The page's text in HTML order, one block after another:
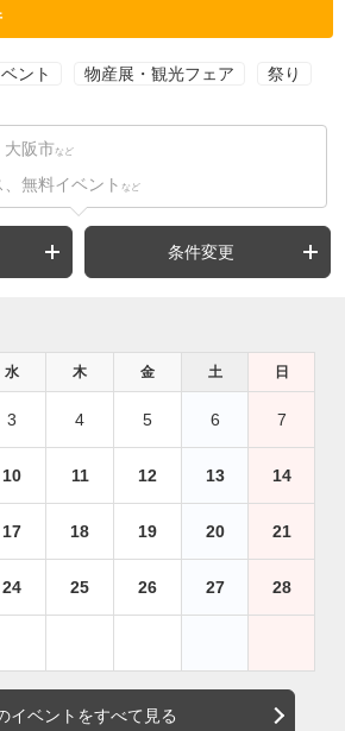
ント 物産展・観光フェア 祭り
大阪市 など
、無料イベント など
条件変更
水 木 金 土 日
3 4 5 6 7
10 11 12 13 14
17 18 19 20 21
24 25 26 27 28
イベントをすべて見る